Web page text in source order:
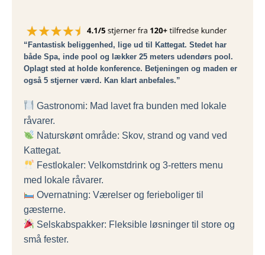
“Fantastisk beliggenhed, lige ud til Kattegat. Stedet har
både Spa, inde pool og lækker 25 meters udendørs pool.
Oplagt sted at holde konference. Betjeningen og maden er
også 5 stjerner værd. Kan klart anbefales.”
Gastronomi: Mad lavet fra bunden med lokale
råvarer.
Naturskønt område: Skov, strand og vand ved
Kattegat.
Festlokaler: Velkomstdrink og 3-retters menu
med lokale råvarer.
Overnatning: Værelser og ferieboliger til
gæsterne.
Selskabspakker: Fleksible løsninger til store og
små fester.